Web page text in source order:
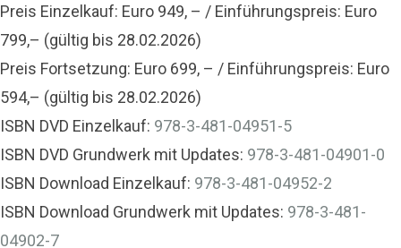
Preis Einzelkauf: Euro 949, – / Einführungspreis: Euro
799,– (gültig bis 28.02.2026)
Preis Fortsetzung: Euro 699, – / Einführungspreis: Euro
594,– (gültig bis 28.02.2026)
ISBN DVD Einzelkauf: 978-3-481-04951-5
ISBN DVD Grundwerk mit Updates: 978-3-481-04901-0
ISBN Download Einzelkauf: 978-3-481-04952-2
ISBN Download Grundwerk mit Updates: 978-3-481-
04902-7